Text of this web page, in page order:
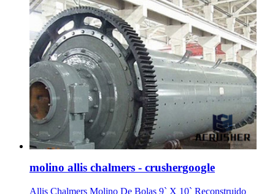
molino allis chalmers - crushergoogle
Allis Chalmers Molino De Bolas 9` X 10` Reconstruido